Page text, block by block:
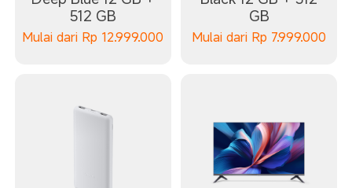
512 GB
Mulai dari Rp 12.999.000
GB
Mulai dari Rp 7.999.000